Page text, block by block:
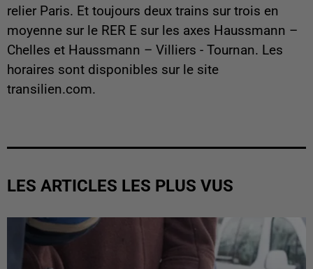
relier Paris. Et toujours deux trains sur trois en
moyenne sur le RER E sur les axes Haussmann –
Chelles et Haussmann – Villiers - Tournan. Les
horaires sont disponibles sur le site
transilien.com.
LES ARTICLES LES PLUS VUS